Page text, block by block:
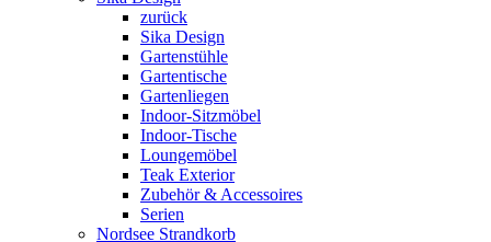
zurück
Sika Design
Gartenstühle
Gartentische
Gartenliegen
Indoor-Sitzmöbel
Indoor-Tische
Loungemöbel
Teak Exterior
Zubehör & Accessoires
Serien
Nordsee Strandkorb